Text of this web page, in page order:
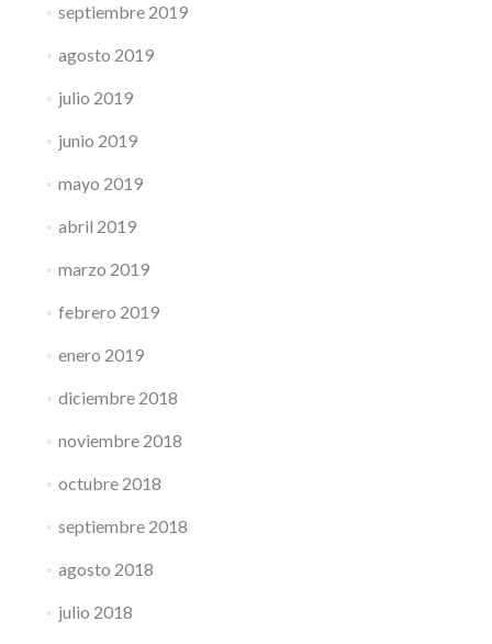
septiembre 2019
agosto 2019
julio 2019
junio 2019
mayo 2019
abril 2019
marzo 2019
febrero 2019
enero 2019
diciembre 2018
noviembre 2018
octubre 2018
septiembre 2018
agosto 2018
julio 2018